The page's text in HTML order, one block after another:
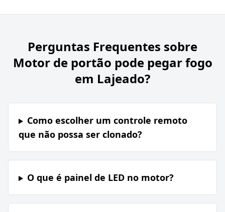
Perguntas Frequentes sobre
Motor de portão pode pegar fogo
em Lajeado?
Como escolher um controle remoto
que não possa ser clonado?
O que é painel de LED no motor?